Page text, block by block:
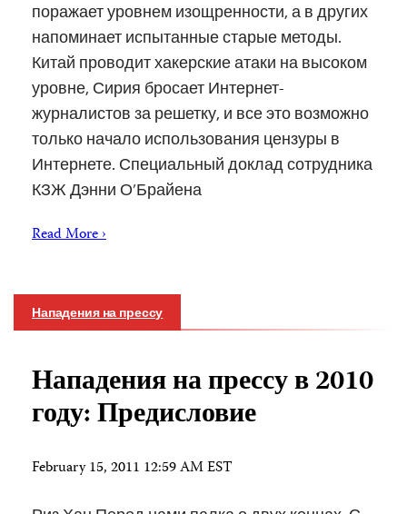
поражает уровнем изощренности, а в других
напоминает испытанные старые методы.
Китай проводит хакерские атаки на высоком
уровне, Сирия бросает Интернет-
журналистов за решетку, и все это возможно
только начало использования цензуры в
Интернете. Специальный доклад сотрудника
КЗЖ Дэнни О’Брайена
Read More ›
Нападения на прессу
Нападения на прессу в 2010
году: Предисловие
February 15, 2011 12:59 AM EST